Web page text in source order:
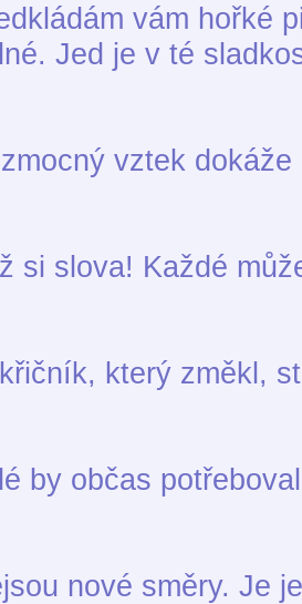
vám hořké
Jed je v té
vztek dokáže
slova! Každé
který změkl,
občas
nové směry. Je